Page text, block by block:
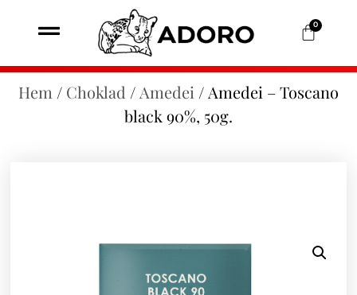
0
Hem / Choklad / Amedei / Amedei – Toscano
black 90%, 50g.